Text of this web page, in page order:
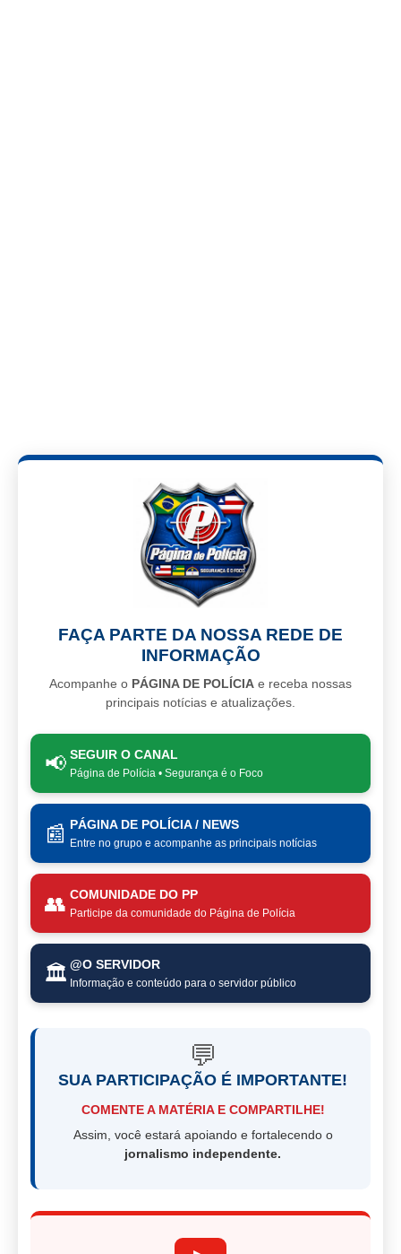
FAÇA PARTE DA NOSSA REDE DE
INFORMAÇÃO
Acompanhe o PÁGINA DE POLÍCIA e receba nossas
principais notícias e atualizações.
📢 SEGUIR O CANAL
Página de Polícia • Segurança é o Foco
📰 PÁGINA DE POLÍCIA / NEWS
Entre no grupo e acompanhe as principais notícias
👥 COMUNIDADE DO PP
Participe da comunidade do Página de Polícia
🏛️ @O SERVIDOR
Informação e conteúdo para o servidor público
💬
SUA PARTICIPAÇÃO É IMPORTANTE!
COMENTE A MATÉRIA E COMPARTILHE!
Assim, você estará apoiando e fortalecendo o
jornalismo independente.